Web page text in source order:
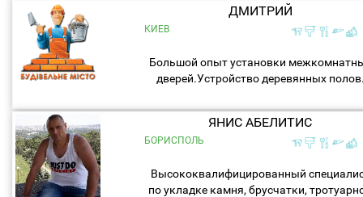
ДМИТРИЙ
КИЕВ
Большой опыт установки
дверей.Устройство деревянных
плинтусов.Монтаж потолка и стен из
деревянной вагонки ,подготовка...
ЯНИС АБЕЛИТИС
БОРИСПОЛЬ
Высококвалифицированный
по укладке камня, брусчатки,